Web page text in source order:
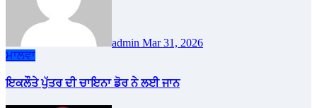
admin Mar 31, 2026
ਮਾਲਵਾ
ਇਕਲੌਤੇ ਪੁੱਤਰ ਦੀ ਚਾਇਨਾ ਡੋਰ ਨੇ ਲਈ ਜਾਨ